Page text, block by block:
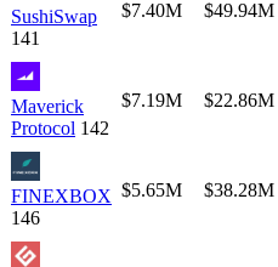
SushiSwap
141
$7.40M $49.94M
Maverick
Protocol 142
$7.19M $22.86M
FINEXBOX
146
$5.65M $38.28M